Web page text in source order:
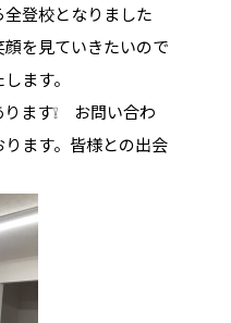
登校となりました
を見ていきたいので
ます。
ます❕ お問い合わ
ます。皆様との出会